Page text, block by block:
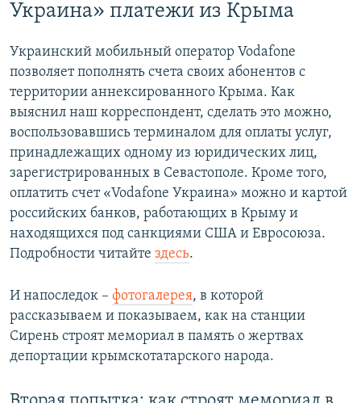
Украина» платежи из Крыма
Украинский мобильный оператор Vodafone
позволяет пополнять счета своих абонентов с
территории аннексированного Крыма. Как
выяснил наш корреспондент, сделать это можно,
воспользовавшись терминалом для оплаты услуг,
принадлежащих одному из юридических лиц,
зарегистрированных в Севастополе. Кроме того,
оплатить счет «​Vodafone Украина»​ можно и картой
российских банков, работающих в Крыму и
находящихся под санкциями США и Евросоюза.
Подробности читайте здесь.
И напоследок – фотогалерея, в которой
рассказываем и показываем, как на станции
Сирень строят мемориал в память о жертвах
депортации крымскотатарского народа.